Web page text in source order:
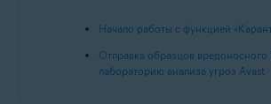
Начало работы с функцией
Отправка образцов
лабораторию анализа угроз Avast